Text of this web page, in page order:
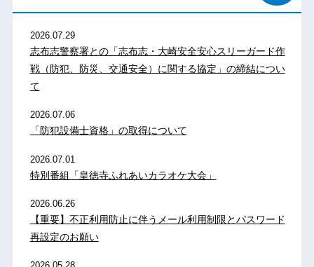
2026.07.29
志布志警察署との「志布志・大崎安全安心スリーガード作
戦（防犯、防災、交通安全）に関する協定」の締結につい
て
2026.07.06
「防犯設備士資格」の取得について
2026.07.01
特別番組「皇徳寺ふれあいカラオケ大会」
2026.06.26
【重要】不正利用防止に伴うメール利用制限とパスワード
再設定のお願い